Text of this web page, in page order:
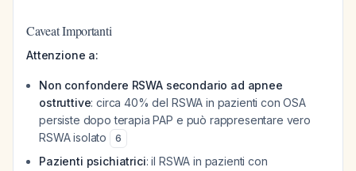
Caveat Importanti
Attenzione a:
Non confondere RSWA secondario ad apnee
ostruttive: circa 40% del RSWA in pazienti con OSA
persiste dopo terapia PAP e può rappresentare vero
RSWA isolato
6
Pazienti psichiatrici: il RSWA in pazienti con